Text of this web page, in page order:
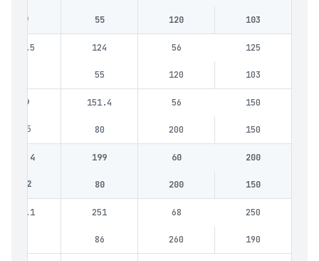
103
120
55
5.9
125
56
124
108.5
103
120
55
150
56
151.4
139
150
200
80
10.5
200
60
199
188.4
150
200
80
13.2
250
68
251
240.1
190
260
86